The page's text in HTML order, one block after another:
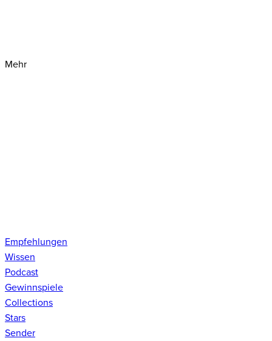
Mehr
Empfehlungen
Wissen
Podcast
Gewinnspiele
Collections
Stars
Sender